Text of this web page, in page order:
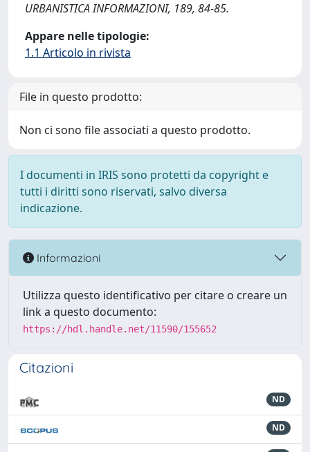
URBANISTICA INFORMAZIONI, 189, 84-85.
Appare nelle tipologie:
1.1 Articolo in rivista
File in questo prodotto:
Non ci sono file associati a questo prodotto.
I documenti in IRIS sono protetti da copyright e
tutti i diritti sono riservati, salvo diversa
indicazione.
Informazioni
Utilizza questo identificativo per citare o creare un
link a questo documento:
https://hdl.handle.net/11590/155652
Citazioni
ND
ND